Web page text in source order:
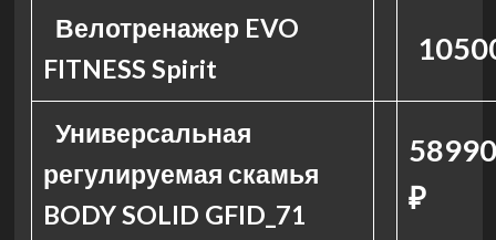
Велотренажер EVO
FITNESS Spirit
Универсальная
регулируемая скамья
BODY SOLID GFID_71
₽